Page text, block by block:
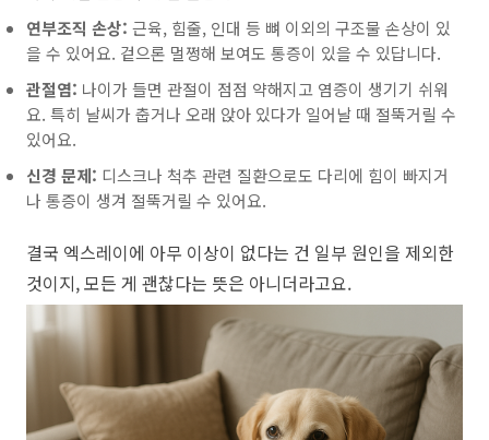
연부조직 손상: 근육, 힘줄, 인대 등 뼈 이외의 구조물 손상이 있
을 수 있어요. 겉으론 멀쩡해 보여도 통증이 있을 수 있답니다.
관절염: 나이가 들면 관절이 점점 약해지고 염증이 생기기 쉬워
요. 특히 날씨가 춥거나 오래 앉아 있다가 일어날 때 절뚝거릴 수
있어요.
신경 문제: 디스크나 척추 관련 질환으로도 다리에 힘이 빠지거
나 통증이 생겨 절뚝거릴 수 있어요.
결국 엑스레이에 아무 이상이 없다는 건 일부 원인을 제외한
것이지, 모든 게 괜찮다는 뜻은 아니더라고요.